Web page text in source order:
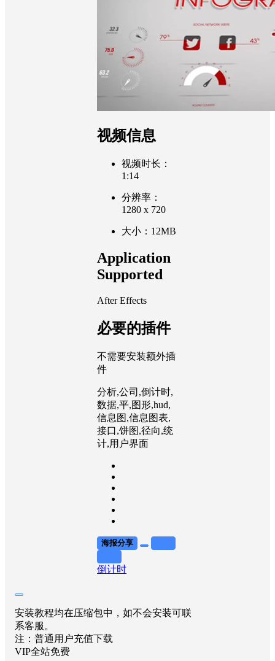
视频信息
视频时长：
1:14
分辨率：
1280 x 720
大小：12MB
Application
Supported
After Effects
必要的插件
不需要安装额外插
件
分析,公司,倒计时,
数据,平,图形,hud,
信息图,信息图表,
接口,饼图,径向,统
计,用户界面
海报分享
倒计时
安装教程均在压缩包中，如不会安装可联
系客服。
注：普通用户充值下载
VIP全站免费